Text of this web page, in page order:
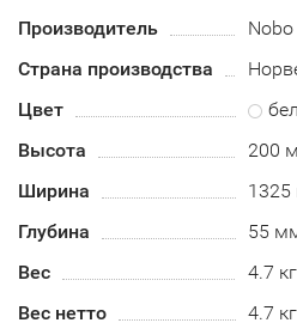
Производитель
Nobo
Страна производства
Цвет
Высота
200
Ширина
Глубина
55
Вес
4.7 кг
Вес нетто
4.7 кг